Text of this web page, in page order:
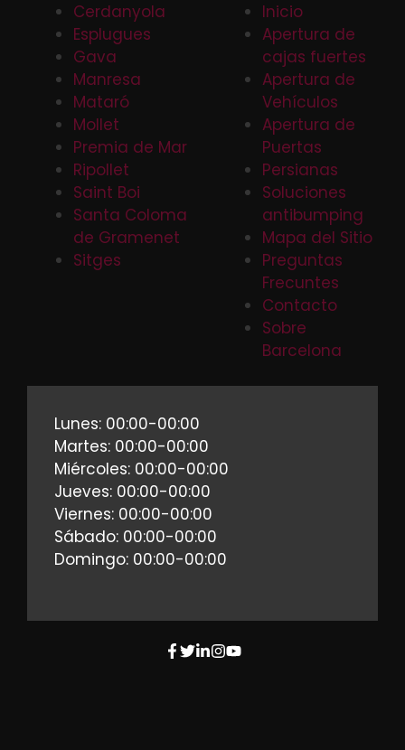
Cerdanyola
Esplugues
Gava
Manresa
Mataró
Mollet
Premia de Mar
Ripollet
Saint Boi
Santa Coloma
de Gramenet
Sitges
Inicio
Apertura de
cajas fuertes
Apertura de
Vehículos
Apertura de
Puertas
Persianas
Soluciones
antibumping
Mapa del Sitio
Preguntas
Frecuntes
Contacto
Sobre
Barcelona
Lunes: 00:00-00:00
Martes: 00:00-00:00
Miércoles: 00:00-00:00
Jueves: 00:00-00:00
Viernes: 00:00-00:00
Sábado: 00:00-00:00
Domingo: 00:00-00:00